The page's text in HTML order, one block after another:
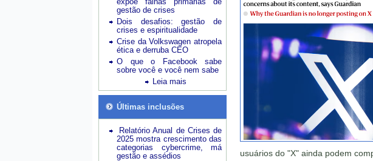
gestão de crises
Dois desafios: gestão de
crises e espiritualidade
Crise da Volkswagen atropela
ética e derruba CEO
O que o Facebook sabe
sobre você e você nem sabe
Leia mais
Últimas inclusões
Relatório Anual de Crises de
2025 mostra crescimento das
categorias cybercrime, má
gestão e assédios
usuários do "X" ainda podem